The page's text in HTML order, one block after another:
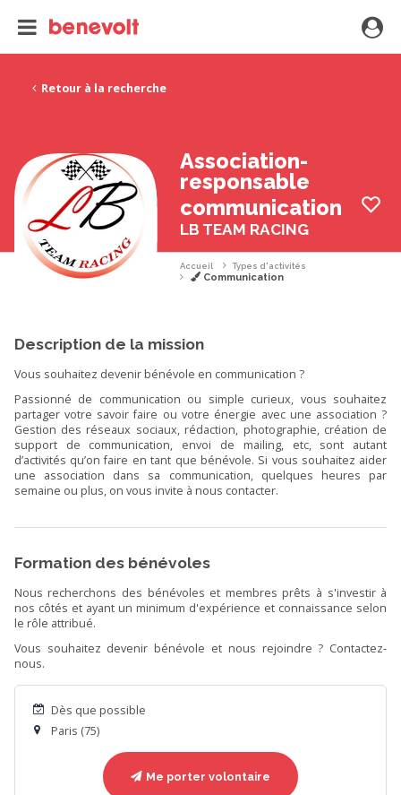
Retour à la recherche
Association-
responsable
communication
LB TEAM RACING
Accueil Types d'activités
Communication
Description de la mission
Vous souhaitez devenir bénévole en communication ?
Passionné de communication ou simple curieux, vous souhaitez
partager votre savoir faire ou votre énergie avec une association ?
Gestion des réseaux sociaux, rédaction, photographie, création de
support de communication, envoi de mailing, etc, sont autant
d’activités qu’on faire en tant que bénévole. Si vous souhaitez aider
une association dans sa communication, quelques heures par
semaine ou plus, on vous invite à nous contacter.
Formation des bénévoles
Nous recherchons des bénévoles et membres prêts à s'investir à
nos côtés et ayant un minimum d'expérience et connaissance selon
le rôle attribué.
Vous souhaitez devenir bénévole et nous rejoindre ? Contactez-
nous.
Dès que possible
Paris (75)
Me porter volontaire